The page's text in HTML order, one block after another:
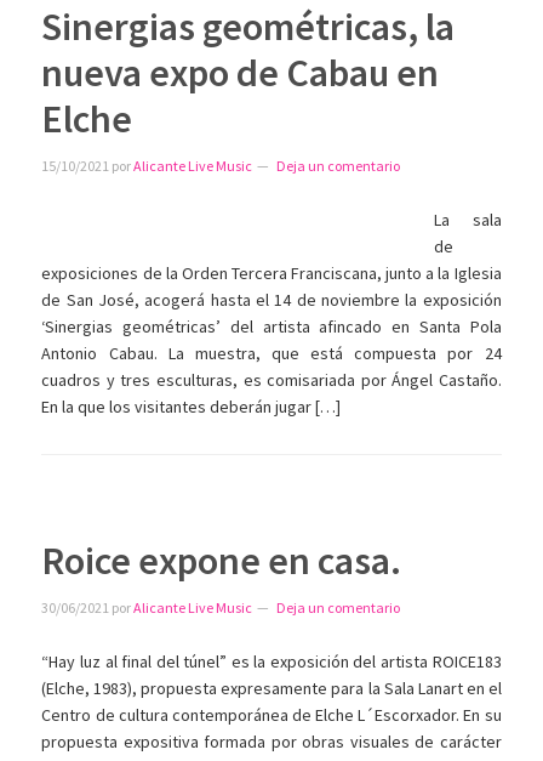
Sinergias geométricas, la
nueva expo de Cabau en
Elche
15/10/2021 porAlicante Live Music Deja un comentario
La sala
de
exposiciones de la Orden Tercera Franciscana, junto a la Iglesia
de San José, acogerá hasta el 14 de noviembre la exposición
‘Sinergias geométricas’ del artista afincado en Santa Pola
Antonio Cabau. La muestra, que está compuesta por 24
cuadros y tres esculturas, es comisariada por Ángel Castaño.
En la que los visitantes deberán jugar […]
Roice expone en casa.
30/06/2021 porAlicante Live Music Deja un comentario
“Hay luz al final del túnel” es la exposición del artista ROICE183
(Elche, 1983), propuesta expresamente para la Sala Lanart en el
Centro de cultura contemporánea de Elche L´Escorxador. En su
propuesta expositiva formada por obras visuales de carácter